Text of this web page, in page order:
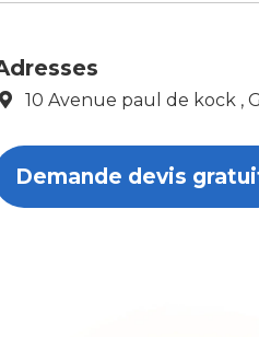
10 Avenue paul de kock ,
Demande devis